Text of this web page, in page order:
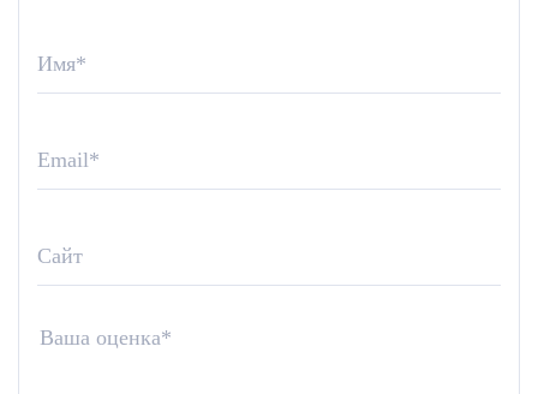
Ваша оценка*
Имя*
Email*
Сайт